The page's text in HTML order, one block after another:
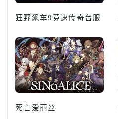
狂野飙车9竞速传奇台服
死亡爱丽丝